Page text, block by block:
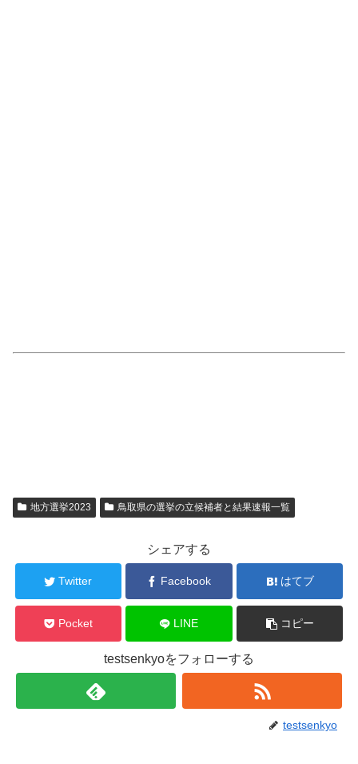
地方選挙2023 鳥取県の選挙の立候補者と結果速報一覧
シェアする
Twitter Facebook はてブ
Pocket LINE コピー
testsenkyoをフォローする
testsenkyo